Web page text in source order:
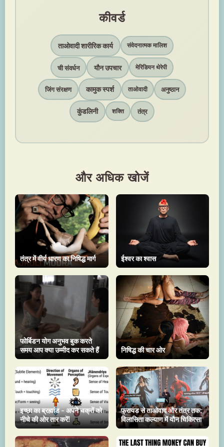
कीवर्ड
ताओवादी शारीरिक कार्य संवेदनात्मक मालिश
ची संवर्धन यौन उपचार मेरिडियन थेरेपी
जिंग संरक्षण कामुक स्पर्श ताओवादी अनुष्ठान
कुंडलिनी शक्ति तंत्र
और अधिक खोजें
तंत्र में वीर्य धारण का निषिद्ध मार्ग ईश्वर का श्वास
फोर्बिडन योग अनुभव बुक करते
समय आप क्या उम्मीद कर सकते हैं
निषिद्ध की चार ओर
इच्छा का ब्रह्मांड - अपने चक्रों को
नीचे की ओर तार करें!
फ्रायड से ताओवाद और तंत्र तक:
विलासिता कल्याण में यौन चिकित्सा